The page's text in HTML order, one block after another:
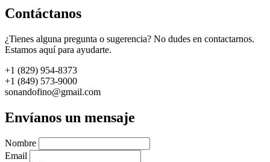
Contáctanos
¿Tienes alguna pregunta o sugerencia? No dudes en contactarnos.
Estamos aquí para ayudarte.
+1 (829) 954-8373
+1 (849) 573-9000
sonandofino@gmail.com
Envíanos un mensaje
Nombre
Email